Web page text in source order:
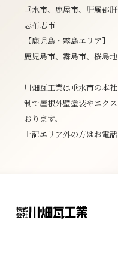
垂水市、鹿屋市、肝属郡
志布志市
【鹿児島・霧島エリア】
鹿児島市、霧島市、桜島
川畑瓦工業は垂水市の本
制で屋根外壁塗装やエク
おります。
上記エリア外の方はお電